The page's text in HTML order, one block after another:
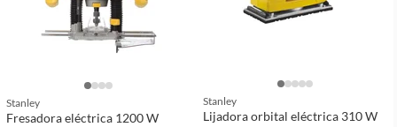
Stanley
Fresadora eléctrica 1200 W
Stanley
Lijadora orbital eléctrica 310 W